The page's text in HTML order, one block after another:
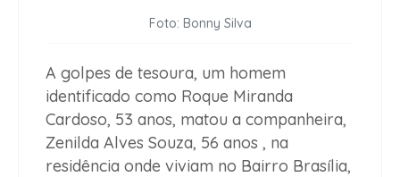
Foto: Bonny Silva
A golpes de tesoura, um homem
identificado como Roque Miranda
Cardoso, 53 anos, matou a companheira,
Zenilda Alves Souza, 56 anos , na
residência onde viviam no Bairro Brasília,